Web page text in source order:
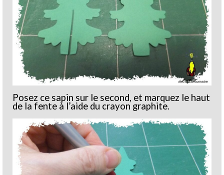
Posez ce sapin sur le second, et marquez le haut
de la fente à l’aide du crayon graphite.